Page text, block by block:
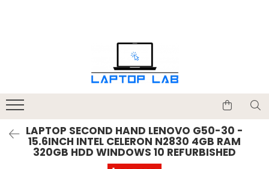
Încărcătoare
LAPTOP SECOND HAND LENOVO G50-30 -
15.6INCH INTEL CELERON N2830 4GB RAM
320GB HDD WINDOWS 10 REFURBISHED